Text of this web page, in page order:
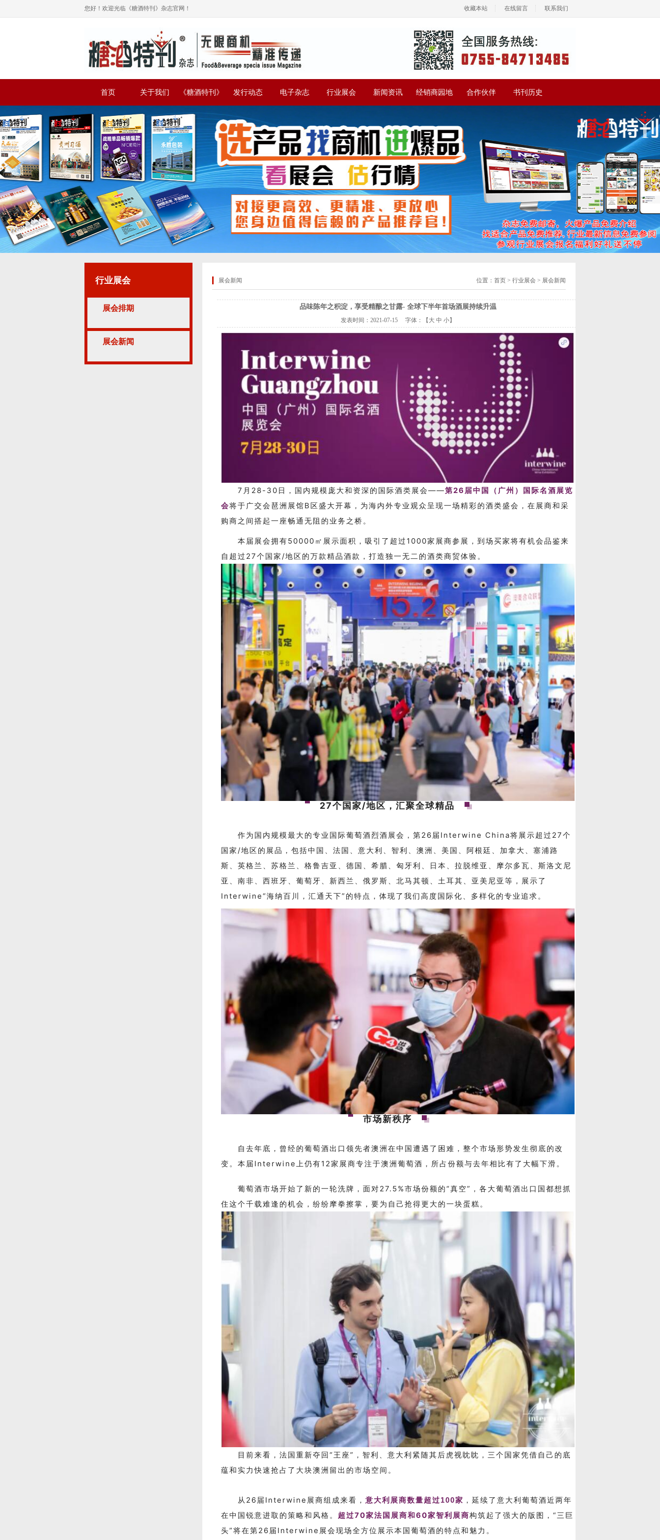
您好！欢迎光临《糖酒特刊》杂志官网！ 收藏本站 在线留言 联系我们
首页 关于我们 《糖酒特刊》 发行动态 电子杂志 行业展会 新闻资讯 经销商园地 合作伙伴 书刊历史
行业展会
展会排期
展会新闻
展会新闻 位置： 首页 > 行业展会 > 展会新闻
品味陈年之积淀，享受精酿之甘露- 全球下半年首场酒展持续升温
发表时间： 2021-07-15字体：【 大 中 小】
7月28-30日，国内规模庞大和资深的国际酒类展会——第26届中国（广州）国际名酒展览
会将于广交会琶洲展馆B区盛大开幕，为海内外专业观众呈现一场精彩的酒类盛会，在展商和采
购商之间搭起一座畅通无阻的业务之桥。
本届展会拥有50000㎡展示面积，吸引了超过1000家展商参展，到场买家将有机会品鉴来
自超过27个国家/地区的万款精品酒款，打造独一无二的酒类商贸体验。
27个国家/地区，汇聚全球精品
作为国内规模最大的专业国际葡萄酒烈酒展会，第26届Interwine China将展示超过27个
国家/地区的展品，包括中国、法国、意大利、智利、澳洲、美国、阿根廷、加拿大、塞浦路
斯、英格兰、苏格兰、格鲁吉亚、德国、希腊、匈牙利、日本、拉脱维亚、摩尔多瓦、斯洛文尼
亚、南非、西班牙、葡萄牙、新西兰、俄罗斯、北马其顿、土耳其、亚美尼亚等，展示了
Interwine“海纳百川，汇通天下”的特点，体现了我们高度国际化、多样化的专业追求。
市场新秩序
自去年底，曾经的葡萄酒出口领先者澳洲在中国遭遇了困难，整个市场形势发生彻底的改
变。本届Interwine上仍有12家 展商专注于澳洲葡萄酒，所占份额与去年相比有了大幅下滑。
葡萄酒市场开始了新的一轮洗牌，面对27.5%市场份额的“真空”，各大葡萄酒出口国都想抓
住这个千载难逢的机会，纷纷摩拳擦掌，要为自己抢得更大的一块蛋糕。
目前来看，法国重新夺回“王座”，智利、意大利紧随其后虎视眈眈，三个国家凭借自己的底
蕴和实力快速抢占了大块澳洲留出的市场空间。
从26届Interwine展商组成来看， 意大利展商数量超过100家 ，延续了意大利葡萄酒近两年
在中国锐意进取的策略和风格。 超过70家法国展商和60家智利展商构筑起了强大的版图，“三巨
头”将在第26届Interwine展会现场全方位展示本国葡萄酒的特点和魅力。